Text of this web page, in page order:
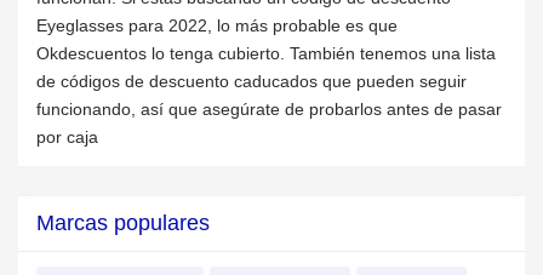
Eyeglasses para 2022, lo más probable es que
Okdescuentos lo tenga cubierto. También tenemos una lista
de códigos de descuento caducados que pueden seguir
funcionando, así que asegúrate de probarlos antes de pasar
por caja
Marcas populares